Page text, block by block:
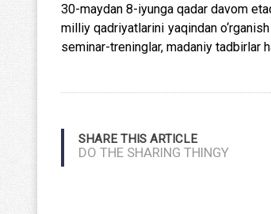
30-maydan 8-iyunga qadar davom
milliy qadriyatlarini yaqindan
seminar-treninglar, madaniy tadbirlar
SHARE THIS ARTICLE
DO THE SHARING THINGY